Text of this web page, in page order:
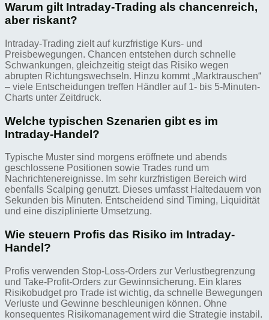
Warum gilt Intraday-Trading als chancenreich,
aber riskant?
Intraday-Trading zielt auf kurzfristige Kurs- und
Preisbewegungen. Chancen entstehen durch schnelle
Schwankungen, gleichzeitig steigt das Risiko wegen
abrupten Richtungswechseln. Hinzu kommt „Marktrauschen“
– viele Entscheidungen treffen Händler auf 1- bis 5-Minuten-
Charts unter Zeitdruck.
Welche typischen Szenarien gibt es im
Intraday-Handel?
Typische Muster sind morgens eröffnete und abends
geschlossene Positionen sowie Trades rund um
Nachrichtenereignisse. Im sehr kurzfristigen Bereich wird
ebenfalls Scalping genutzt. Dieses umfasst Haltedauern von
Sekunden bis Minuten. Entscheidend sind Timing, Liquidität
und eine disziplinierte Umsetzung.
Wie steuern Profis das Risiko im Intraday-
Handel?
Profis verwenden Stop-Loss-Orders zur Verlustbegrenzung
und Take-Profit-Orders zur Gewinnsicherung. Ein klares
Risikobudget pro Trade ist wichtig, da schnelle Bewegungen
Verluste und Gewinne beschleunigen können. Ohne
konsequentes Risikomanagement wird die Strategie instabil.